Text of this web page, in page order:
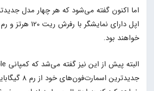
اما اکنون گفته می‌شود که هر چهار مدل
خواهند بود.
جدیدترین